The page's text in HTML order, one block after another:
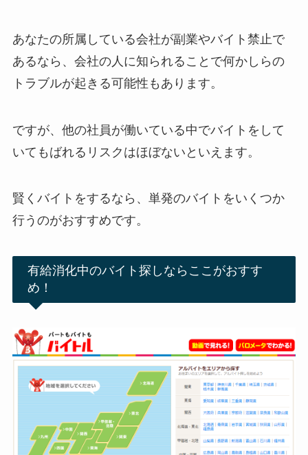
あなたの所属している会社が副業やバイト禁止で
あるなら、会社の人に知られることで何かしらの
トラブルが起きる可能性もあります。
ですが、他の社員が働いている中でバイトをして
いてもばれるリスクはほぼないといえます。
賢くバイトをするなら、単発のバイトをいくつか
行うのがおすすめです。
有給消化中のバイト探しならここがおすす
め！